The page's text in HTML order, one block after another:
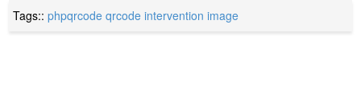
Tags::phpqrcode qrcode intervention image